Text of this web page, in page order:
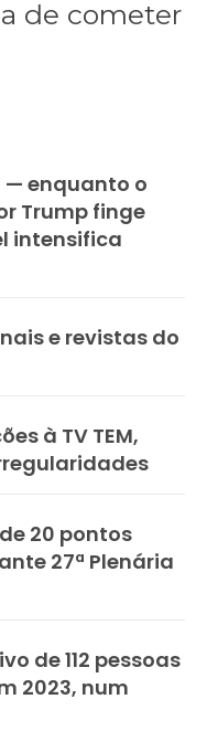
de cometer
— enquanto o
Trump finge
intensifica
e revistas do
à TV TEM,
20 pontos
27ª Plenária
de 112 pessoas
2023, num